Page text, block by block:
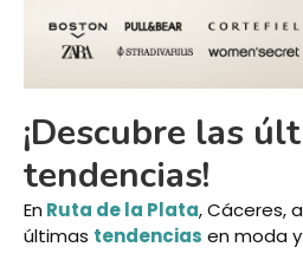
¡Descubre las
tendencias!
En Ruta de la Plata, Cáceres,
últimas tendencias en moda